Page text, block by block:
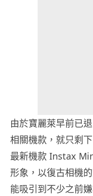
由於寶麗萊早前已
相關機款，就只剩
最新機款 Instax
形象，以復古相機
能吸引到不少之前